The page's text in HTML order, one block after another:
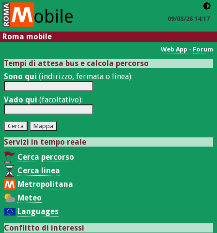
09/08/26 14:17
Roma mobile
Web App - Forum
Tempi di attesa bus e calcola percorso
Sono qui (indirizzo, fermata o linea):
Vado qui (facoltativo):
Servizi in tempo reale
Cerca percorso
Cerca linea
Metropolitana
Meteo
Languages
Conflitto di interessi